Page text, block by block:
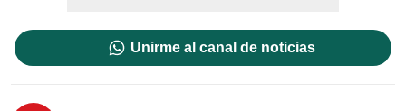
Unirme al canal de noticias